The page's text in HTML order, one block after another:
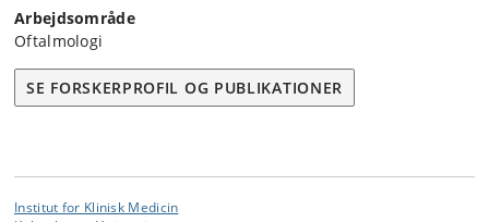
Arbejdsområde
Oftalmologi
SE FORSKERPROFIL OG PUBLIKATIONER
Institut for Klinisk Medicin